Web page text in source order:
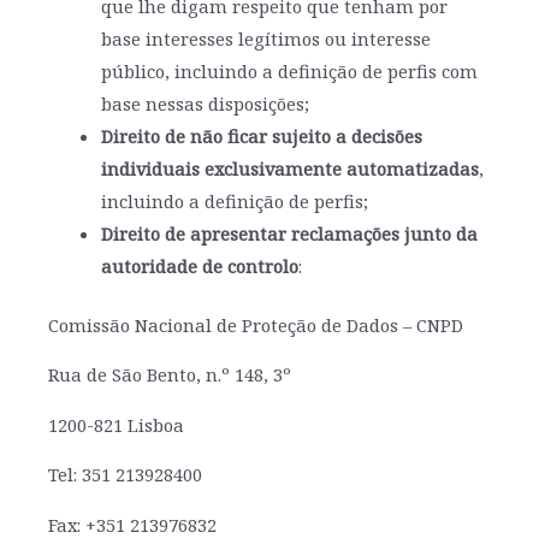
que lhe digam respeito que tenham por
base interesses legítimos ou interesse
público, incluindo a definição de perfis com
base nessas disposições;
Direito de não ficar sujeito a decisões
individuais exclusivamente automatizadas,
incluindo a definição de perfis;
Direito de apresentar reclamações junto da
autoridade de controlo:
Comissão Nacional de Proteção de Dados – CNPD
Rua de São Bento, n.º 148, 3º
1200-821 Lisboa
Tel: 351 213928400
Fax: +351 213976832